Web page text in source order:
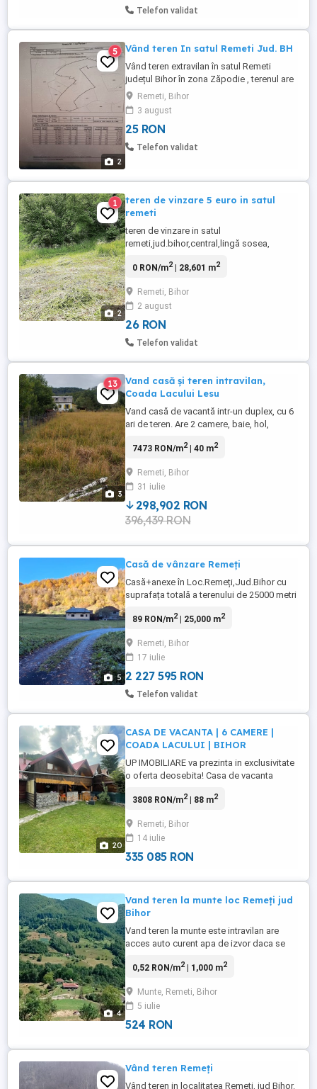
Telefon validat
2
5 Vând teren In satul Remeti Jud. BH
Vând teren extravilan în satul Remeti
județul Bihor în zona Zăpodie , terenul are
izvor,drum de acces , este situat într-o
zonă liniștită aproape de sat .
Remeti, Bihor
3 august
25 RON
Telefon validat
2
1
teren de vinzare 5 euro in satul
remeti
teren de vinzare in satul
remeti,jud.bihor,central,lingă sosea,
negociabil. curentul electric și apa sint
sint pregătite pt.vinzare imediata.
0 RON/m2| 28,601 m2
Remeti, Bihor
2 august
26 RON
Telefon validat
3
13
Vand casă și teren intravilan,
Coada Lacului Lesu
Vand casă de vacantă intr-un duplex, cu 6
ari de teren. Are 2 camere, baie, hol,
soba pe lemne. Are drum propriu de la
folositi whatsapp sau sunati. Este
disponibil si un teren alaturat, compus din
2 numere cadastrale, ...
7473 RON/m2| 40 m2
Remeti, Bihor
31 iulie
298,902 RON
396,439 RON
5
Casă de vânzare Remeți
Casă+anexe în Loc.Remeți,Jud.Bihor cu
suprafața totală a terenului de 25000 metri
munților Apuseni,într-o zonă deosebit de
Valea Iadului,care se traversează pe un
pod din beton direct din Drumul
Apusenilor,o locație excelentă ...
89 RON/m2| 25,000 m2
Remeti, Bihor
17 iulie
2 227 595 RON
Telefon validat
20
CASA DE VACANTA | 6 CAMERE |
COADA LACULUI | BIHOR
UP IMOBILIARE va prezinta in exclusivitate
o oferta deosebita! Casa de vacanta
Lacului, judetul Bihor, intr-o zona linistita,
dezvoltarea unei activitati turistice.
Proprietatea beneficiaza de un teren
intravilan cu o suprafata ...
3808 RON/m2| 88 m2
Remeti, Bihor
14 iulie
335 085 RON
4
Vand teren la munte loc Remeți jud
Bihor
Vand teren la munte este intravilan are
acces auto curent apa de izvor daca se
0,52 RON/m2| 1,000 m2
Munte, Remeti, Bihor
5 iulie
524 RON
Vând teren Remeți
Vând teren in localitatea Remeti, jud Bihor.